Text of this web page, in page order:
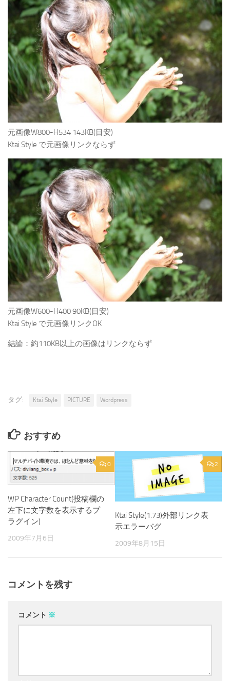
元画像W800-H534 143KB(目安)
Ktai Style で元画像リンクならず
元画像W600-H400 90KB(目安)
Ktai Style で元画像リンクOK
結論：約110KB以上の画像はリンクならず
タグ: Ktai Style PICTURE Wordpress
おすすめ
0
WP Character Count(投稿欄の
左下に文字数を表示するプ
ラグイン)
2009年7月6日
2
Ktai Style(1.73)外部リンク表
示エラーバグ
2009年8月15日
コメントを残す
コメント ※